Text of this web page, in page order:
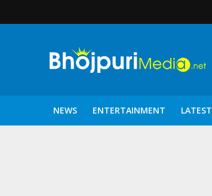
NEWS ENTERTAINMENT LATEST